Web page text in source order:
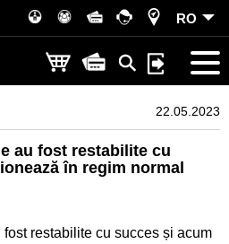
RO
22.05.2023
au fost restabilite cu
în regim normal
restabilite cu succes și acum